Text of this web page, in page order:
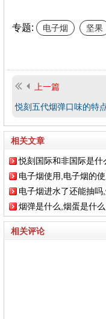
专题: 电子烟 坚果
上一篇
悦刻五代烟弹口味的特
相关文章
悦刻国际和非国际是什
电子烟使用,电子烟的
电子烟进水了还能抽吗
烟弹是什么,烟蛋是什么
相关评论